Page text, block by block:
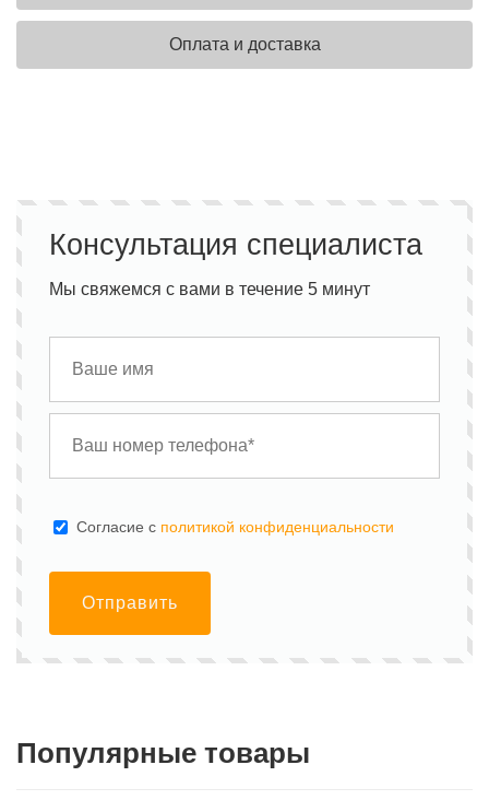
Оплата и доставка
Консультация специалиста
Мы свяжемся с вами в течение 5 минут
Cогласие с политикой конфиденциальности
Отправить
Популярные товары